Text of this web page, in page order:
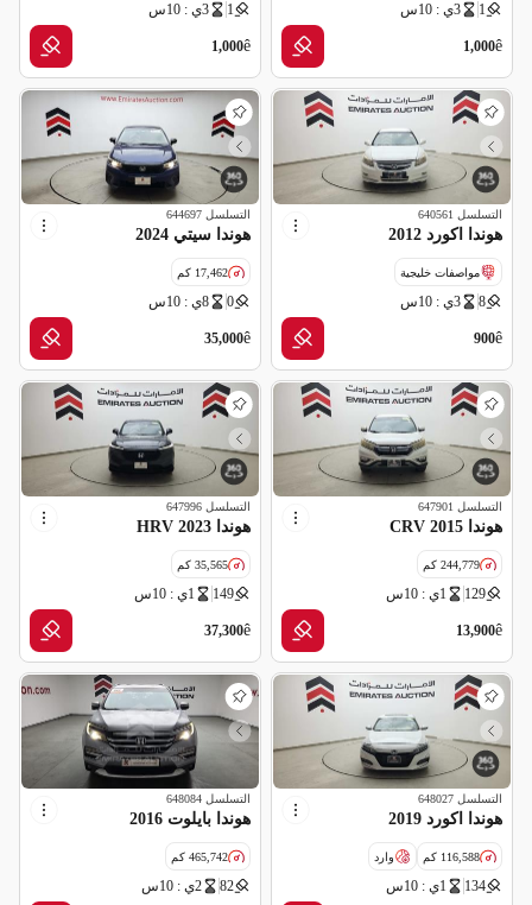
1 3ي : 10س
ê
1,000
1 3ي : 10س
ê
1,000
التسلسل 640561
هوندا اكورد 2012
مواصفات خليجية
8 3ي : 10س
ê
900
التسلسل 644697
هوندا سيتي 2024
17,462 كم
0 8ي : 10س
ê
35,000
التسلسل 647901
هوندا CRV 2015
244,779 كم
129 1ي : 10س
ê
13,900
التسلسل 647996
هوندا HRV 2023
35,565 كم
149 1ي : 10س
ê
37,300
التسلسل 648027
هوندا اكورد 2019
116,588 كم وارد
134 1ي : 10س
التسلسل 648084
هوندا بايلوت 2016
465,742 كم
82 2ي : 10س